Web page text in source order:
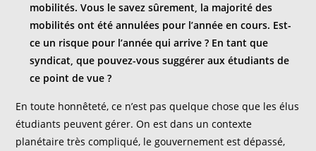
mobilités. Vous le savez sûrement, la majorité des
mobilités ont été annulées pour l’année en cours. Est-
ce un risque pour l’année qui arrive ? En tant que
syndicat, que pouvez-vous suggérer aux étudiants de
ce point de vue ?
En toute honnêteté, ce n’est pas quelque chose que les élus
étudiants peuvent gérer. On est dans un contexte
planétaire très compliqué, le gouvernement est dépassé,